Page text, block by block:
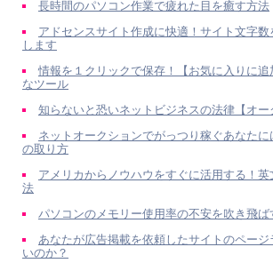
長時間のパソコン作業で疲れた目を癒す方法
アドセンスサイト作成に快適！サイト文字
します
情報を１クリックで保存！【お気に入りに追
なツール
知らないと恐いネットビジネスの法律【オー
ネットオークションでがっつり稼ぐあなた
の取り方
アメリカからノウハウをすぐに活用する！
法
パソコンのメモリー使用率の不安を吹き飛ば
あなたが広告掲載を依頼したサイトのページ
いのか？